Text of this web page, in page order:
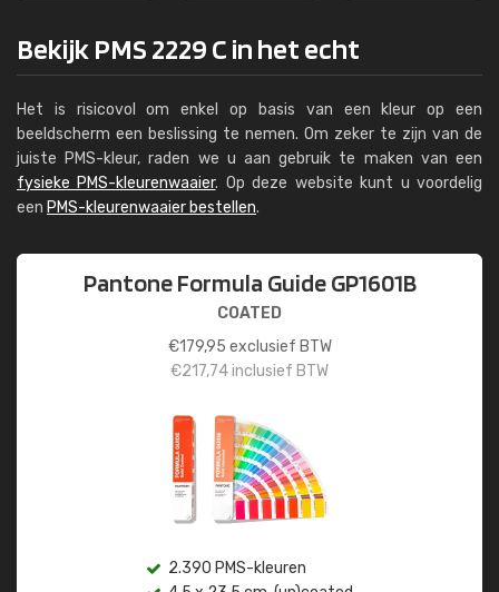
Bekijk PMS 2229 C in het echt
Het is risicovol om enkel op basis van een kleur op een
beeldscherm een beslissing te nemen. Om zeker te zijn van de
juiste PMS-kleur, raden we u aan gebruik te maken van een
fysieke PMS-kleurenwaaier. Op deze website kunt u voordelig
een PMS-kleurenwaaier bestellen.
Pantone Formula Guide GP1601B
COATED
€179,95 exclusief BTW
€217,74inclusief BTW
2.390 PMS-kleuren